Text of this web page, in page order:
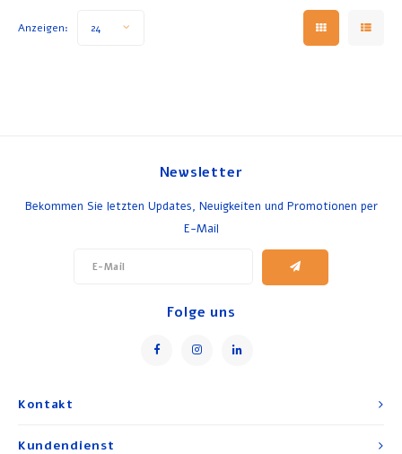
Anzeigen: 24
Kontakt
Newsletter
Bekommen Sie letzten Updates, Neuigkeiten und Promotionen per
E-Mail
Folge uns
Kundendienst